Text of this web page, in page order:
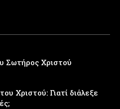
Χριστού
Χριστού: Γιατί διάλεξε